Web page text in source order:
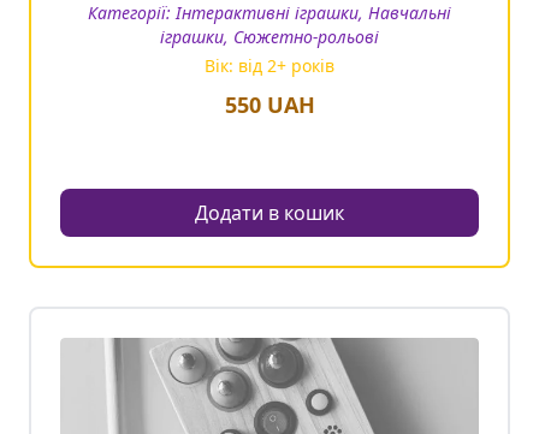
Категорії:Інтерактивні іграшки, Навчальні
іграшки, Сюжетно-рольові
Вік: від 2+ років
550UAH
Додати в кошик